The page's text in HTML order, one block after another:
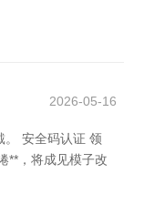
2026-05-16
。 安全码认证 领
**，将成见模子改